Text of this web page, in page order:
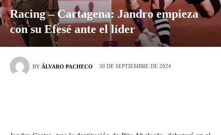
Racing – Cartagena: Jandro empieza
con su Efesé ante el líder
BY ÁLVARO PACHECO 30 DE SEPTIEMBRE DE 2024